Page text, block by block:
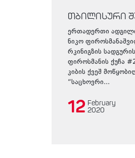
თბილისური
ერთადერთი
ნიკო
რკინიგზის
ფიროსმანის ქუჩა
კიბის ქვეშ
“საცხოვრი...
12 February
2020